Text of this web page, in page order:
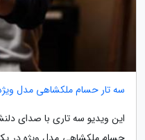
سه تار حسام ملکشاهی مدل
این ویدیو سه تاری با صدای